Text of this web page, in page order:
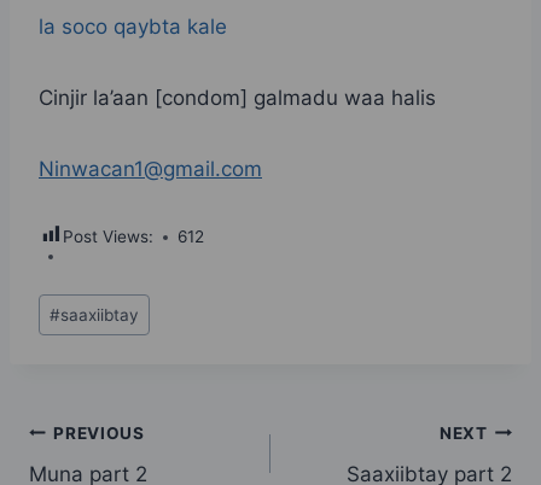
la soco qaybta kale
Cinjir la’aan [condom] galmadu waa halis
Ninwacan1@gmail.com
Post Views: 612
Post
Tags:
#saaxiibtay
PostPREVIOUS
Muna part 2
NEXT
Saaxiibtay part 2